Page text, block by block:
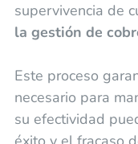
supervivencia de
la gestión de
Este proceso
necesario para
su efectividad